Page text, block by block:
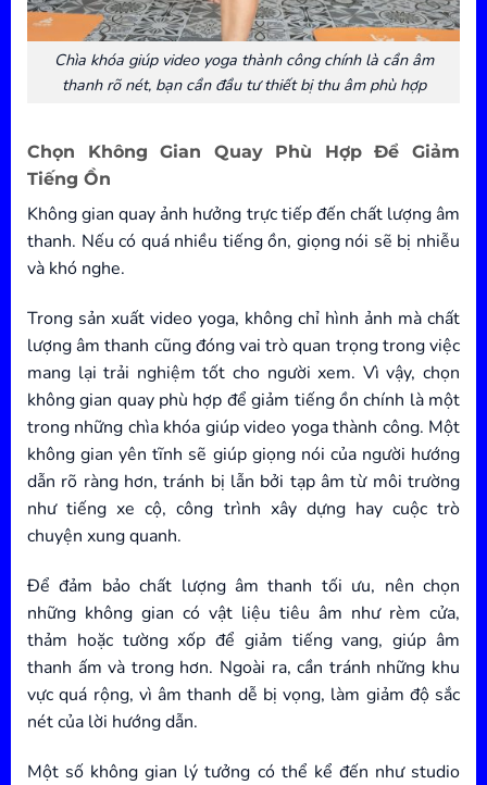
Chìa khóa giúp video yoga thành công chính là cần âm
thanh rõ nét, bạn cần đầu tư thiết bị thu âm phù hợp
Chọn Không Gian Quay Phù Hợp Để Giảm
Tiếng Ồn
Không gian quay ảnh hưởng trực tiếp đến chất lượng âm
thanh. Nếu có quá nhiều tiếng ồn, giọng nói sẽ bị nhiễu
và khó nghe.
Trong sản xuất video yoga, không chỉ hình ảnh mà chất
lượng âm thanh cũng đóng vai trò quan trọng trong việc
mang lại trải nghiệm tốt cho người xem. Vì vậy, chọn
không gian quay phù hợp để giảm tiếng ồn chính là một
trong những chìa khóa giúp video yoga thành công. Một
không gian yên tĩnh sẽ giúp giọng nói của người hướng
dẫn rõ ràng hơn, tránh bị lẫn bởi tạp âm từ môi trường
như tiếng xe cộ, công trình xây dựng hay cuộc trò
chuyện xung quanh.
Để đảm bảo chất lượng âm thanh tối ưu, nên chọn
những không gian có vật liệu tiêu âm như rèm cửa,
thảm hoặc tường xốp để giảm tiếng vang, giúp âm
thanh ấm và trong hơn. Ngoài ra, cần tránh những khu
vực quá rộng, vì âm thanh dễ bị vọng, làm giảm độ sắc
nét của lời hướng dẫn.
Một số không gian lý tưởng có thể kể đến như studio